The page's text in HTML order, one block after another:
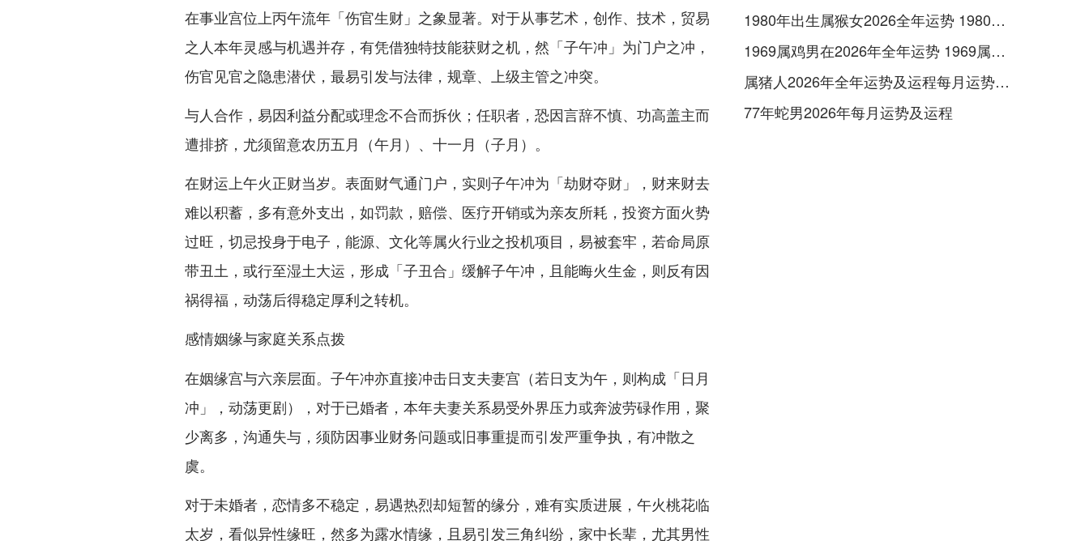
在事业宫位上丙午流年「伤官生财」之象显著。对于从事艺术，创作、技术，贸易
之人本年灵感与机遇并存，有凭借独特技能获财之机，然「子午冲」为门户之冲，
伤官见官之隐患潜伏，最易引发与法律，规章、上级主管之冲突。
与人合作，易因利益分配或理念不合而拆伙；任职者，恐因言辞不慎、功高盖主而
遭排挤，尤须留意农历五月（午月）、十一月（子月）。
在财运上午火正财当岁。表面财气通门户，实则子午冲为「劫财夺财」，财来财去
难以积蓄，多有意外支出，如罚款，赔偿、医疗开销或为亲友所耗，投资方面火势
过旺，切忌投身于电子，能源、文化等属火行业之投机项目，易被套牢，若命局原
带丑土，或行至湿土大运，形成「子丑合」缓解子午冲，且能晦火生金，则反有因
祸得福，动荡后得稳定厚利之转机。
感情姻缘与家庭关系点拨
在姻缘宫与六亲层面。子午冲亦直接冲击日支夫妻宫（若日支为午，则构成「日月
冲」，动荡更剧），对于已婚者，本年夫妻关系易受外界压力或奔波劳碌作用，聚
少离多，沟通失与，须防因事业财务问题或旧事重提而引发严重争执，有冲散之
虞。
对于未婚者，恋情多不稳定，易遇热烈却短暂的缘分，难有实质进展，午火桃花临
太岁，看似异性缘旺，然多为露水情缘，且易引发三角纠纷，家中长辈，尤其男性
1980年出生属猴女2026全年运势 1980年出生属五行属木还是土
1969属鸡男在2026年全年运势 1969属鸡男在2026命运如何
属猪人2026年全年运势及运程每月运势如何 属猪人2026年运势如何
77年蛇男2026年每月运势及运程